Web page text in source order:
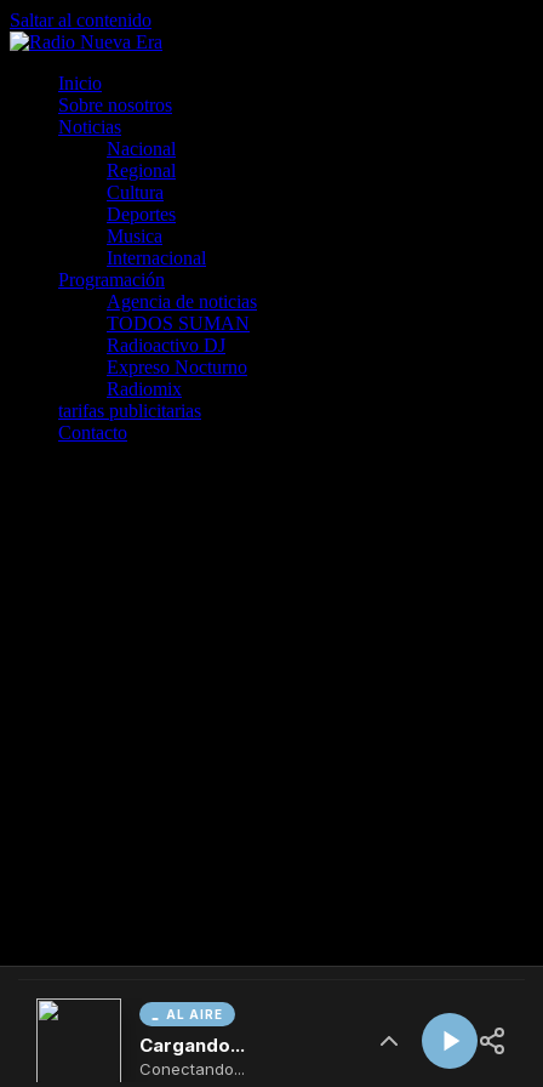
AL AIRE
Cargando...
Conectando...